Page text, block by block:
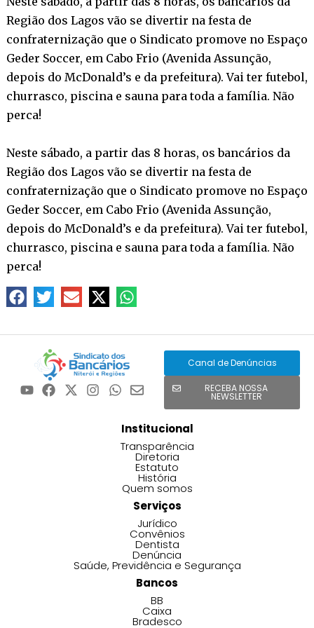
Região dos Lagos vão se divertir na festa de
confraternização que o Sindicato promove no Espaço
Geder Soccer, em Cabo Frio (Avenida Assunção,
depois do McDonald’s e da prefeitura). Vai ter futebol,
churrasco, piscina e sauna para toda a família. Não
perca!
Neste sábado, a partir das 8 horas, os bancários da
Região dos Lagos vão se divertir na festa de
confraternização que o Sindicato promove no Espaço
Geder Soccer, em Cabo Frio (Avenida Assunção,
depois do McDonald’s e da prefeitura). Vai ter futebol,
churrasco, piscina e sauna para toda a família. Não
perca!
Canal de Denúncias
RECEBA NOSSA
NEWSLETTER
Institucional
Transparência
Diretoria
Estatuto
História
Quem somos
Serviços
Jurídico
Convênios
Dentista
Denúncia
Saúde, Previdência e Segurança
Bancos
BB
Caixa
Bradesco